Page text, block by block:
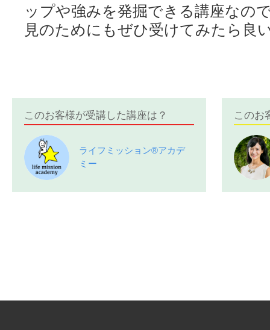
ップや強みを発掘できる講座なの
見のためにもぜひ受けてみたら良
このお客様が受講した講座は？
ライフミッション®︎アカデ
ミー
このお